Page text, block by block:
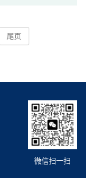
尾页
微信扫一扫